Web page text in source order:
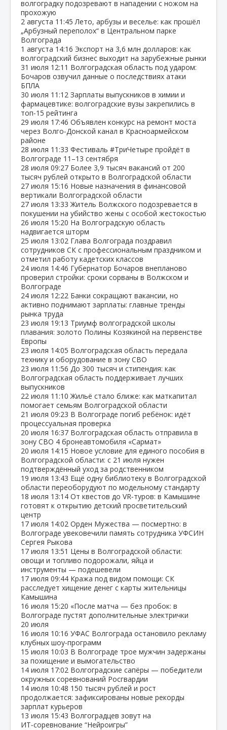
волгоградку подозревают в нападении с ножом на
прохожую
2 августа 11:45 Лето, арбузы и веселье: как прошёл
„Арбузный переполох“ в Центральном парке
Волгограда
1 августа 14:16 Экспорт на 3,6 млн долларов: как
волгоградский бизнес выходит на зарубежные рынки
31 июля 12:11 Волгоградская область под ударом:
Бочаров озвучил данные о последствиях атаки
БПЛА
30 июля 11:12 Зарплаты выпускников в химии и
фармацевтике: волгоградские вузы закрепились в
топ‑15 рейтинга
29 июля 17:46 Объявлен конкурс на ремонт моста
через Волго‑Донской канал в Красноармейском
районе
28 июля 11:33 Фестиваль #ТриЧетыре пройдёт в
Волгограде 11–13 сентября
28 июля 09:27 Более 3,9 тысяч вакансий от 200
тысяч рублей открыто в Волгоградской области
27 июля 15:16 Новые назначения в финансовой
вертикали Волгоградской области
27 июля 13:33 Житель Волжского подозревается в
покушении на убийство жены с особой жестокостью
26 июля 15:20 На Волгоградскую область
надвигается шторм
25 июля 13:02 Глава Волгограда поздравил
сотрудников СК с профессиональным праздником и
отметил работу кадетских классов
24 июля 14:46 Губернатор Бочаров внепланово
проверил стройки: сроки сорваны в Волжском и
Волгограде
24 июля 12:22 Банки сокращают вакансии, но
активно поднимают зарплаты: главные тренды
рынка труда
23 июля 19:13 Триумф волгоградской школы
плавания: золото Полины Козякиной на первенстве
Европы
23 июля 14:05 Волгоградская область передала
технику и оборудование в зону СВО
23 июля 11:56 До 300 тысяч и стипендия: как
Волгоградская область поддерживает лучших
выпускников
22 июля 11:10 Жильё стало ближе: как маткапитал
помогает семьям Волгоградской области
21 июля 09:23 В Волгограде погиб ребёнок: идёт
процессуальная проверка
20 июля 16:37 Волгоградская область отправила в
зону СВО 4 бронеавтомобиля «Сармат»
20 июля 14:15 Новое условие для единого пособия в
Волгоградской области: с 21 июля нужен
подтверждённый уход за родственником
19 июля 13:43 Ещё одну библиотеку в Волгоградской
области переоборудуют по модельному стандарту
18 июля 13:14 От квестов до VR‑туров: в Камышине
готовят к открытию детский просветительский
центр
17 июля 14:02 Орден Мужества — посмертно: в
Волгограде увековечили память сотрудника УФСИН
Сергея Рыкова
17 июля 13:51 Цены в Волгоградской области:
овощи и топливо подорожали, яйца и
инструменты — подешевели
17 июля 09:44 Кража под видом помощи: СК
расследует хищение денег с карты жительницы
Камышина
16 июля 15:20 «После матча — без пробок: в
Волгограде пустят дополнительные электрички
20 июля
16 июля 10:16 УФАС Волгограда остановило рекламу
клубных шоу‑программ
15 июля 10:03 В Волгограде трое мужчин задержаны
за похищение и вымогательство
14 июля 17:02 Волгоградские сапёры — победители
окружных соревнований Росгвардии
14 июля 10:48 150 тысяч рублей и рост
продолжается: зафиксированы новые рекорды
зарплат курьеров
13 июля 15:43 Волгоградцев зовут на
ИТ‑соревнование “Нейроигры”